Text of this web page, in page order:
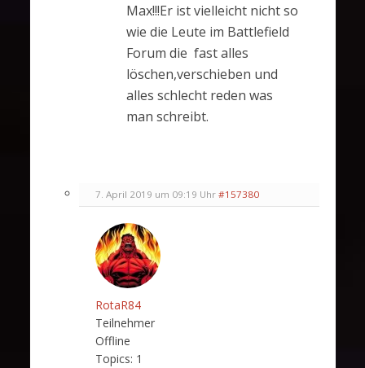
Max!!!Er ist vielleicht nicht so
wie die Leute im Battlefield
Forum die fast alles
löschen,verschieben und
alles schlecht reden was
man schreibt.
7. April 2019 um 09:19 Uhr #157380
RotaR84
Teilnehmer
Offline
Topics: 1